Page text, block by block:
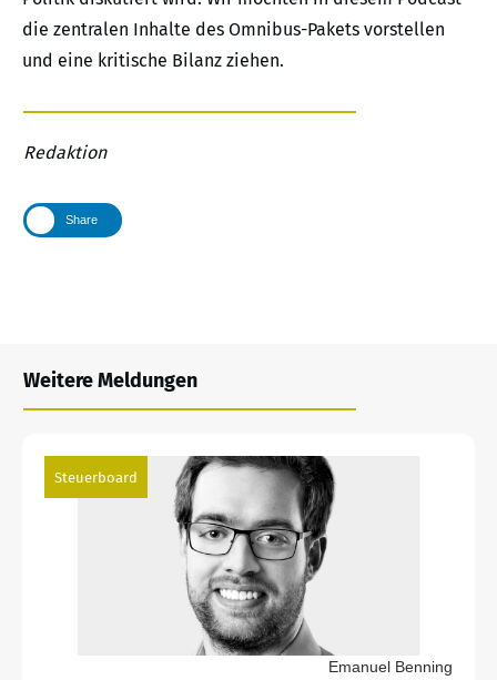
die zentralen Inhalte des Omnibus-Pakets vorstellen
und eine kritische Bilanz ziehen.
Redaktion
Share
Weitere Meldungen
Steuerboard
Emanuel Benning